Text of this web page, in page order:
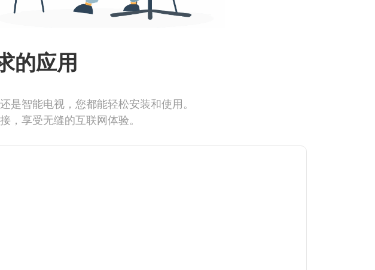
的应用
智能电视，您都能轻松安装和使用。
，享受无缝的互联网体验。